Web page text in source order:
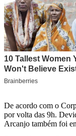
De acordo com o
por volta das 9h.
Arcanjo também foi